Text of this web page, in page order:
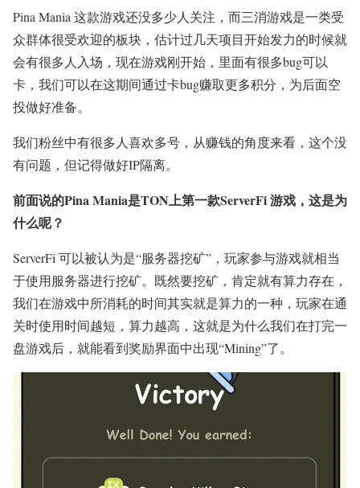
Pina Mania 这款游戏还没多少人关注，而三消游戏是一类受
众群体很受欢迎的板块，估计过几天项目开始发力的时候就
会有很多人入场，现在游戏刚开始，里面有很多bug可以
卡，我们可以在这期间通过卡bug赚取更多积分，为后面空
投做好准备。
我们粉丝中有很多人喜欢多号，从赚钱的角度来看，这个没
有问题，但记得做好IP隔离。
前面说的Pina Mania是TON上第一款ServerFi 游戏，这是为
什么呢？
ServerFi 可以被认为是“服务器挖矿”，玩家参与游戏就相当
于使用服务器进行挖矿。既然要挖矿，肯定就有算力存在，
我们在游戏中所消耗的时间其实就是算力的一种，玩家在通
关时使用时间越短，算力越高，这就是为什么我们在打完一
盘游戏后，就能看到奖励界面中出现“Mining”了。